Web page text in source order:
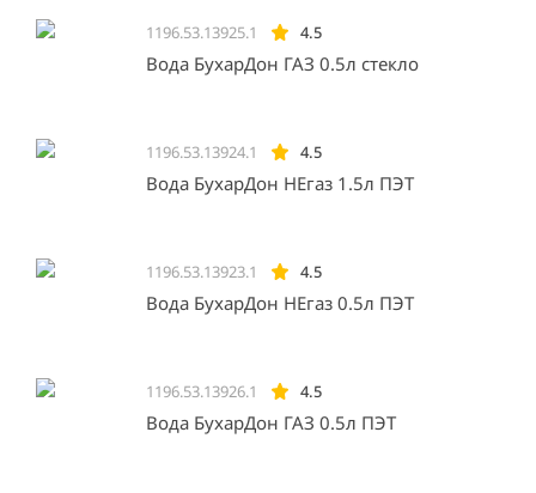
1196.53.13925.1 4.5
Вода БухарДон ГАЗ 0.5л стекло
1196.53.13924.1 4.5
Вода БухарДон НЕгаз 1.5л ПЭТ
1196.53.13923.1 4.5
Вода БухарДон НЕгаз 0.5л ПЭТ
1196.53.13926.1 4.5
Вода БухарДон ГАЗ 0.5л ПЭТ